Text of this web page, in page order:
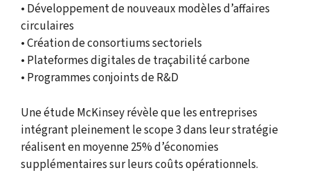
• Développement de nouveaux modèles d’affaires
circulaires
• Création de consortiums sectoriels
• Plateformes digitales de traçabilité carbone
• Programmes conjoints de R&D
Une étude McKinsey révèle que les entreprises
intégrant pleinement le scope 3 dans leur stratégie
réalisent en moyenne 25% d’économies
supplémentaires sur leurs coûts opérationnels.